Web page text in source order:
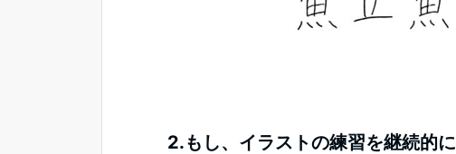
2.もし、イラストの練習を継続的